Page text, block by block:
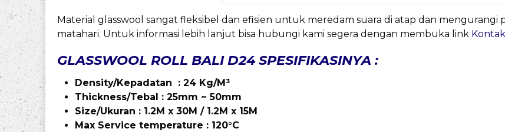
Material glasswool sangat fleksibel dan efisien untuk meredam suara di atap dan mengurangi
matahari. Untuk informasi lebih lanjut bisa hubungi kami segera dengan membuka link Kontak
GLASSWOOL ROLL BALI D24 SPESIFIKASINYA :
Density/Kepadatan : 24 Kg/M³
Thickness/Tebal : 25mm ~ 50mm
Size/Ukuran : 1.2M x 30M / 1.2M x 15M
Max Service temperature : 120°C